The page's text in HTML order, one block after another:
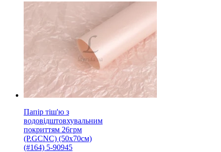
Папір тіш'ю з
водовідштовхувальним
покриттям 26грм
(P.GCNC) (50x70см)
(#164) 5-90945